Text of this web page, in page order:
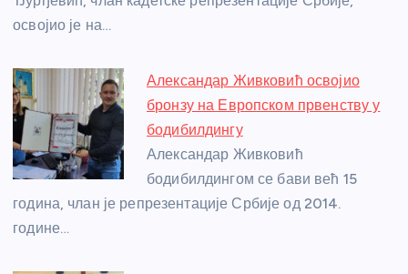
освојио је на…
Александар Живковић освојио
бронзу на Европском првенству у
бодибилдингу
Александар Живковић
бодибилдингом се бави већ 15
година, члан је репрезентације Србије од 2014.
године…